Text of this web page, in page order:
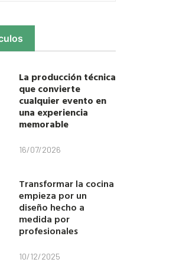
La producción técnica
que convierte
cualquier evento en
una experiencia
memorable
16/07/2026
Transformar la cocina
empieza por un
diseño hecho a
medida por
profesionales
10/12/2025